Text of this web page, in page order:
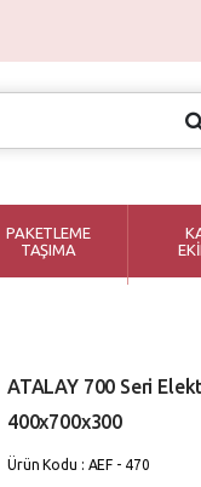
PAKETLEME
TAŞIMA
ATALAY 700 Seri
400x700x300
Ürün Kodu : AEF - 470